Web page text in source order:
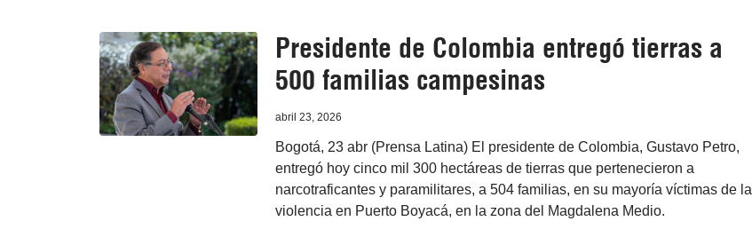
Presidente de Colombia entregó tierras a
500 familias campesinas
abril 23, 2026
Bogotá, 23 abr (Prensa Latina) El presidente de Colombia, Gustavo Petro,
entregó hoy cinco mil 300 hectáreas de tierras que pertenecieron a
narcotraficantes y paramilitares, a 504 familias, en su mayoría víctimas de la
violencia en Puerto Boyacá, en la zona del Magdalena Medio.